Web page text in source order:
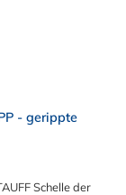
- gerippte
Schelle der